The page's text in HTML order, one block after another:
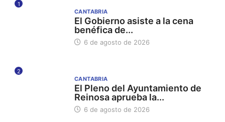
1
CANTABRIA
El Gobierno asiste a la cena
benéfica de...
6 de agosto de 2026
2
CANTABRIA
El Pleno del Ayuntamiento de
Reinosa aprueba la...
6 de agosto de 2026